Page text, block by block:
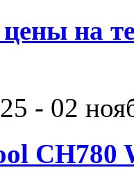
на
- 02
CH780